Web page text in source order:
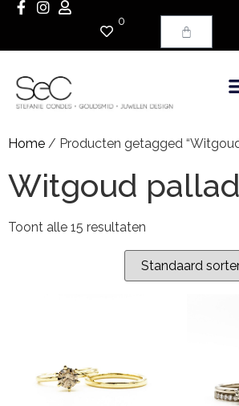
0
Home / Producten getagged
Witgoud
Toont alle 15 resultaten